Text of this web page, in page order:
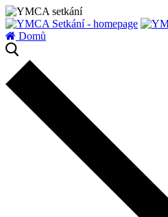
Domů
zatížení serveru